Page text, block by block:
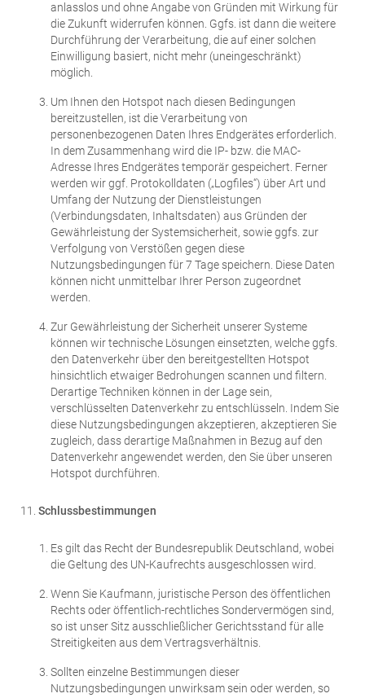
anlasslos und ohne Angabe von Gründen mit Wirkung für
die Zukunft widerrufen können. Ggfs. ist dann die weitere
Durchführung der Verarbeitung, die auf einer solchen
Einwilligung basiert, nicht mehr (uneingeschränkt)
möglich.
Um Ihnen den Hotspot nach diesen Bedingungen
bereitzustellen, ist die Verarbeitung von
personenbezogenen Daten Ihres Endgerätes erforderlich.
In dem Zusammenhang wird die IP- bzw. die MAC-
Adresse Ihres Endgerätes temporär gespeichert. Ferner
werden wir ggf. Protokolldaten („Logfiles“) über Art und
Umfang der Nutzung der Dienstleistungen
(Verbindungsdaten, Inhaltsdaten) aus Gründen der
Gewährleistung der Systemsicherheit, sowie ggfs. zur
Verfolgung von Verstößen gegen diese
Nutzungsbedingungen für 7 Tage speichern. Diese Daten
können nicht unmittelbar Ihrer Person zugeordnet
werden.
Zur Gewährleistung der Sicherheit unserer Systeme
können wir technische Lösungen einsetzten, welche ggfs.
den Datenverkehr über den bereitgestellten Hotspot
hinsichtlich etwaiger Bedrohungen scannen und filtern.
Derartige Techniken können in der Lage sein,
verschlüsselten Datenverkehr zu entschlüsseln. Indem Sie
diese Nutzungsbedingungen akzeptieren, akzeptieren Sie
zugleich, dass derartige Maßnahmen in Bezug auf den
Datenverkehr angewendet werden, den Sie über unseren
Hotspot durchführen.
Schlussbestimmungen
Es gilt das Recht der Bundesrepublik Deutschland, wobei
die Geltung des UN-Kaufrechts ausgeschlossen wird.
Wenn Sie Kaufmann, juristische Person des öffentlichen
Rechts oder öffentlich-rechtliches Sondervermögen sind,
so ist unser Sitz ausschließlicher Gerichtsstand für alle
Streitigkeiten aus dem Vertragsverhältnis.
Sollten einzelne Bestimmungen dieser
Nutzungsbedingungen unwirksam sein oder werden, so